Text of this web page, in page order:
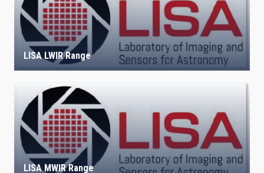
LISA LWIR Range
LISA MWIR Range